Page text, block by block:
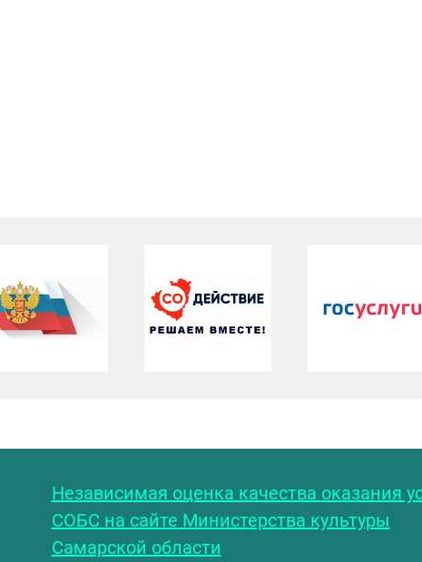
Следующее
Независимая оценка качества оказания
СОБС на сайте Министерства культуры
Самарской области